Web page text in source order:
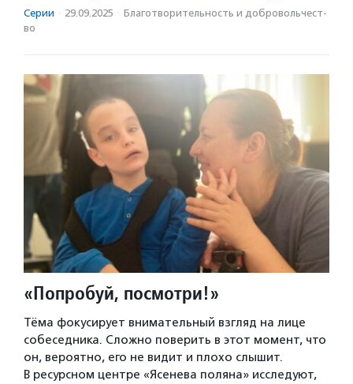
Серии · 29.09.2025 · Благотвори­тель­ность и доброволь­чест­
во
«Попробуй, посмотри!»
Тёма фокусирует внимательный взгляд на лице
собеседника. Сложно поверить в этот момент, что
он, вероятно, его не видит и плохо слышит.
В ресурсном центре «Ясенева поляна» исследуют,